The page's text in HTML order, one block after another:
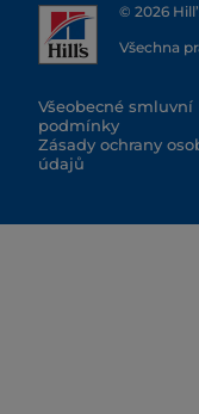
© 2026
Všechna
Všeobecné smluvní
podmínky
Zásady ochrany
údajů